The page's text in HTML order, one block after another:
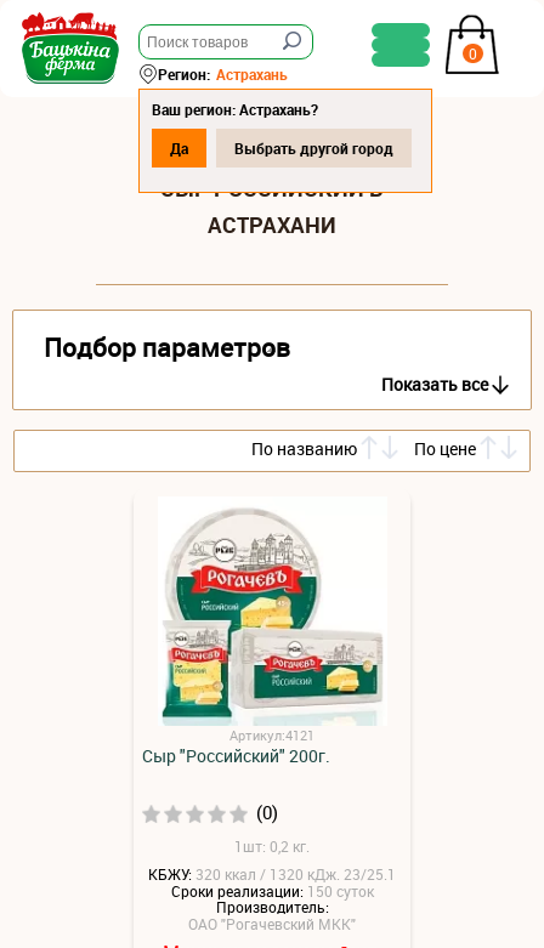
0
Регион: Астрахань
Ваш регион: Астрахань?
Да
Выбрать другой город
СЫР РОССИЙСКИЙ В
АСТРАХАНИ
Подбор параметров
Показать все
По названию По цене
Артикул:4121
Сыр "Российский" 200г.
(0)
1шт: 0,2 кг.
КБЖУ: 320 ккал / 1320 кДж. 23/25.1
Сроки реализации: 150 суток
Производитель:
ОАО "Рогачевский МКК"